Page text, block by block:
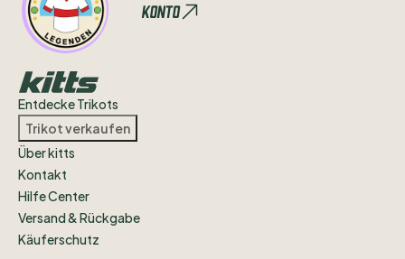
Konto
Entdecke Trikots
Trikot verkaufen
Über kitts
Kontakt
Hilfe Center
Versand & Rückgabe
Käuferschutz